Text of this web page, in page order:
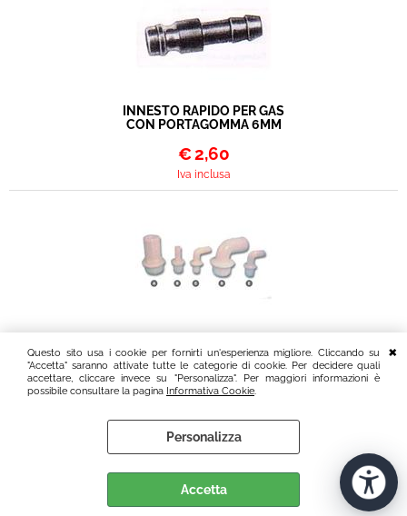
Questo sito usa i cookie per fornirti un'esperienza migliore. Cliccando su
"Accetta" saranno attivate tutte le categorie di cookie. Per decidere quali
accettare, cliccare invece su "Personalizza". Per maggiori informazioni è
possibile consultare la pagina Informativa Cookie.
Personalizza
Accetta
INNESTO RAPIDO PER GAS
CON PORTAGOMMA 6MM
€2,60
Iva inclusa
PORTAGOMMA 13MM
1/2M "B"
€1,80
Iva inclusa